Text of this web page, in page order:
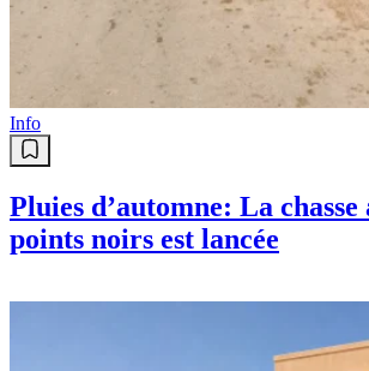
Info
Pluies d’automne: La chasse
points noirs est lancée